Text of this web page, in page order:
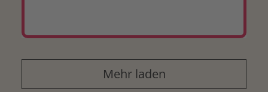
Mehr laden